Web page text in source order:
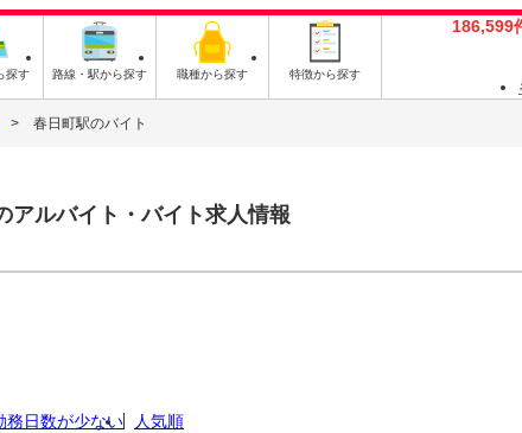
探す 路線・駅から探す 職種から探す 特徴から探す
186,599
春日町駅のバイト
アルバイト・バイト求人情報
務日数が少ない 人気順